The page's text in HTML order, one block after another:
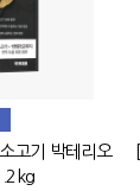
고기 박테리오